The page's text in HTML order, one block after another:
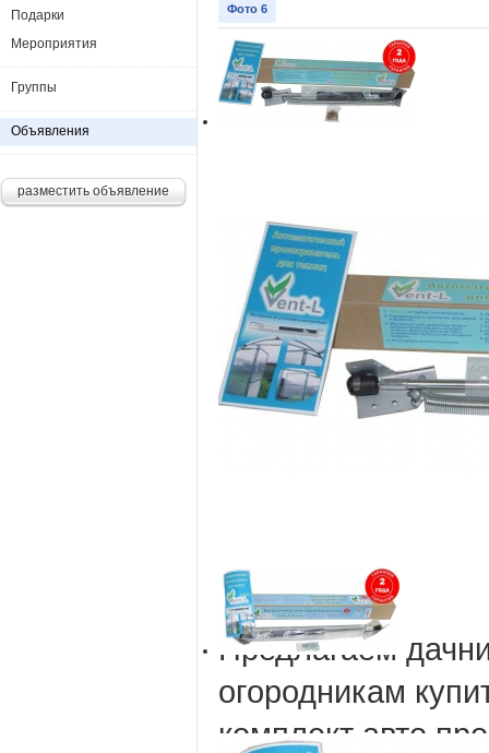
Фото 6
Предлагаем
огородникам
комплект авто
Подарки
Мероприятия
Группы
Объявления
разместить объявление